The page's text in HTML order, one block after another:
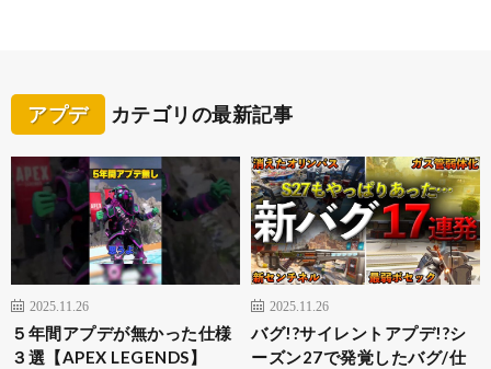
アプデ カテゴリの最新記事
2025.11.26
５年間アプデが無かった仕様
３選【APEX LEGENDS】
2025.11.26
バグ!?サイレントアプデ!?シ
ーズン27で発覚したバグ/仕